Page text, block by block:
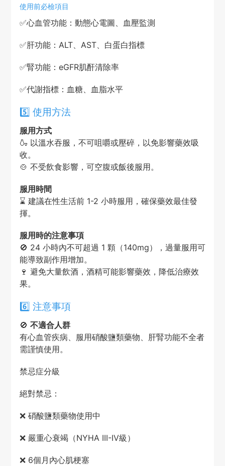
使用前必檢項目
✅心血管功能：動態心電圖、血壓監測
✅肝功能：ALT、AST、白蛋白指標
✅腎功能：eGFR肌酐清除率
✅代謝指標：血糖、血脂水平
5️⃣ 使用方法
服用方式
🍶 以溫水吞服，不可咀嚼或壓碎，以免影響藥效吸
收。
🍲 不受飲食影響，可空腹或飯後服用。
服用時間
⌛ 建議在性生活前 1-2 小時服用，確保藥效最佳發
揮。
服用時的注意事項
🚫 24 小時內不可超過 1 顆（140mg），過量服用可
能導致副作用增加。
🍷 避免大量飲酒，酒精可能影響藥效，降低治療效
果。
6️⃣ 注意事項
🚫 不適合人群
有心血管疾病、服用硝酸鹽類藥物、肝腎功能不全者
需謹慎使用。
禁忌症分級
絕對禁忌：
❌ 硝酸鹽類藥物使用中
❌ 嚴重心衰竭（NYHA III-IV級）
❌ 6個月內心肌梗塞